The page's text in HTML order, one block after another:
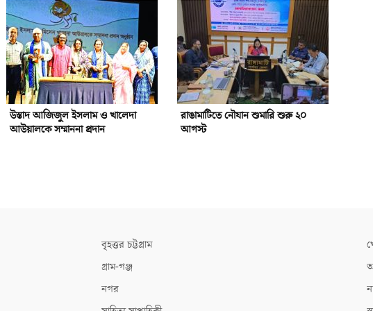
উস্তাদ আজিজুল ইসলাম ও খালেদা
আউয়ালকে সম্মাননা প্রদান
রাঙামাটিতে নৌযান শুমারি শুরু ২০
আগস্ট
বৃহত্তর চট্টগ্রাম
গ্রাম-গঞ্জ
নগর